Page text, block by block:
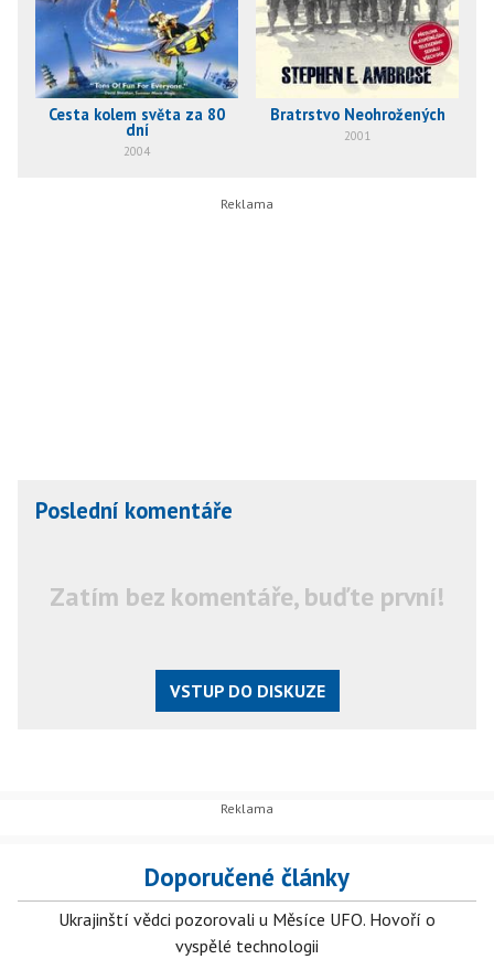
Cesta kolem světa za 80
dní
2004
Bratrstvo Neohrožených
2001
Poslední komentáře
Zatím bez komentáře, buďte první!
VSTUP DO DISKUZE
Doporučené články
Ukrajinští vědci pozorovali u Měsíce UFO. Hovoří o
vyspělé technologii